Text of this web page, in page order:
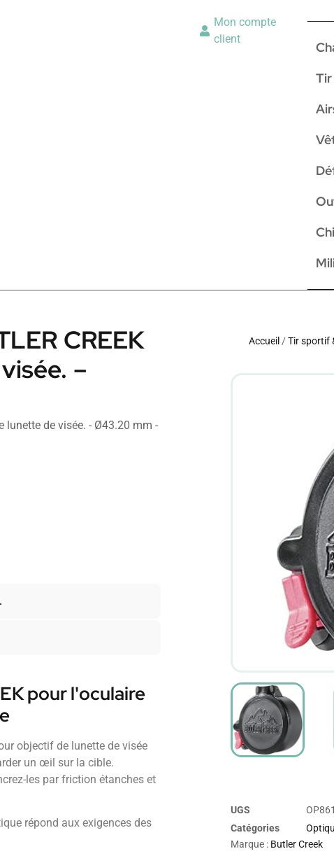
Mon compte
client
CREEK
–
lunette de visée. - Ø43.20 mm -
pour l'oculaire
objectif de lunette de visée
un œil sur la cible.
les par friction étanches et
répond aux exigences des
Accueil /Tir sportif
UGS
Catégories
Marque : Butler Creek